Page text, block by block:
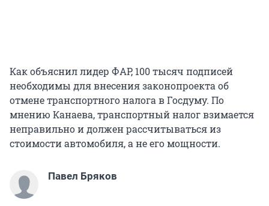
Как объяснил лидер ФАР, 100 тысяч подписей
необходимы для внесения законопроекта об
отмене транспортного налога в Госдуму. По
мнению Канаева, транспортный налог взимается
неправильно и должен рассчитываться из
стоимости автомобиля, а не его мощности.
Павел Бряков